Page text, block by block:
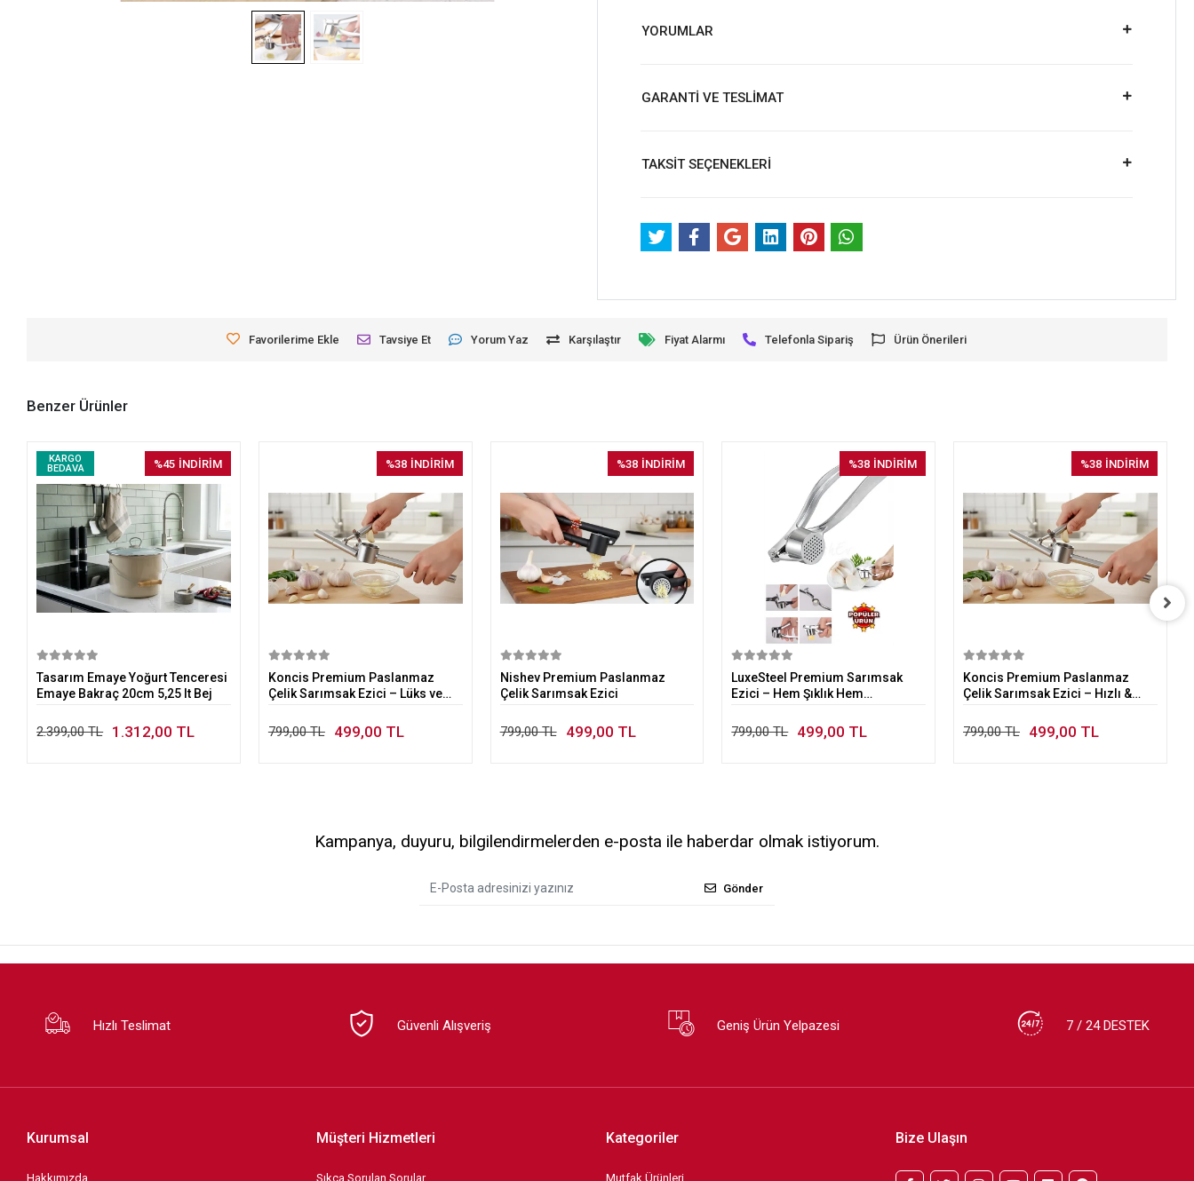
YORUMLAR
GARANTİ VE TESLİMAT
TAKSİT SEÇENEKLERİ
Favorilerime Ekle Tavsiye Et Yorum Yaz Karşılaştır Fiyat Alarmı Telefonla Sipariş Ürün Önerileri
Benzer Ürünler
KARGO
BEDAVA
%45 İNDİRİM
Tasarım Emaye Yoğurt Tenceresi
Emaye Bakraç 20cm 5,25 lt Bej
2.399,00 TL 1.312,00 TL
%38 İNDİRİM
Koncis Premium Paslanmaz
Çelik Sarımsak Ezici – Lüks ve
799,00 TL 499,00 TL
%38 İNDİRİM
Nishev Premium Paslanmaz
Çelik Sarımsak Ezici
799,00 TL 499,00 TL
%38 İNDİRİM
LuxeSteel Premium Sarımsak
Ezici – Hem Şıklık Hem
799,00 TL 499,00 TL
%38 İNDİRİM
Koncis Premium Paslanmaz
Çelik Sarımsak Ezici – Hızlı &
799,00 TL 499,00 TL
Kampanya, duyuru, bilgilendirmelerden e-posta ile haberdar olmak istiyorum.
Gönder
Hızlı Teslimat Güvenli Alışveriş Geniş Ürün Yelpazesi 7 / 24 DESTEK
Kurumsal
Hakkımızda
Müşteri Hizmetleri
Sıkça Sorulan Sorular
Kategoriler
Mutfak Ürünleri
Bize Ulaşın